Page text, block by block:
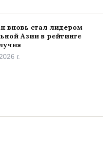
вновь стал лидером
Азии в рейтинге
г.